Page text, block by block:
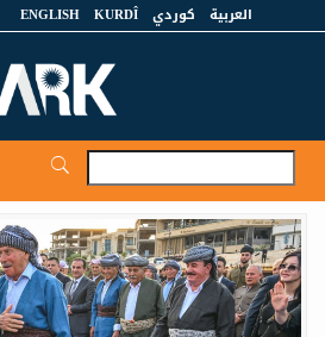
العربية كوردي KURDÎ
ENGLISH